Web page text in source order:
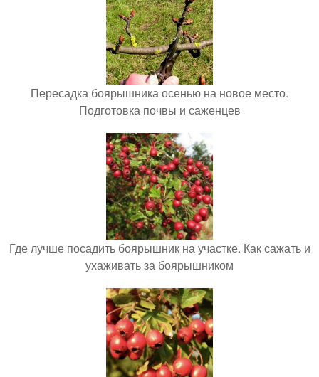
Пересадка боярышника осенью на новое место.
Подготовка почвы и саженцев
Где лучше посадить боярышник на участке. Как сажать и
ухаживать за боярышником